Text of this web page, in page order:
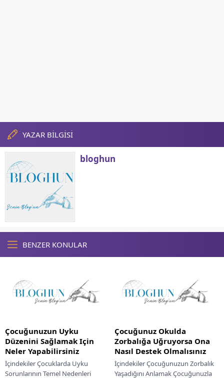
YAZAR BİLGİSİ
bloghun
BENZER KONULAR
Çocuğunuzun Uyku
Düzenini Sağlamak Için
Neler Yapabilirsiniz
İçindekiler Çocuklarda Uyku
Sorunlarının Temel Nedenleri
Çocuğunuz Okulda
Zorbalığa Uğruyorsa Ona
Nasıl Destek Olmalısınız
İçindekiler Çocuğunuzun Zorbalık
Yaşadığını Anlamak Çocuğunuzla